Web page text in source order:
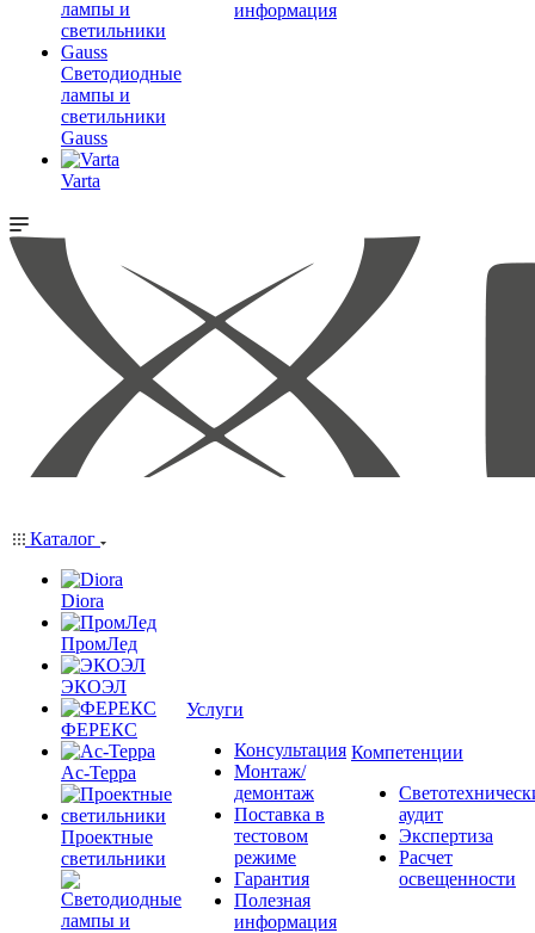
Светодиодные
лампы и
светильники
Gauss
Varta
информация
Каталог
Diora
ПромЛед
ЭКОЭЛ
ФЕРЕКС
Ас-Терра
Проектные
светильники
Услуги
Консультация
Монтаж/
демонтаж
Поставка в
тестовом
режиме
Гарантия
Полезная
информация
Компетенции
аудит
Экспертиза
Расчет
освещенности